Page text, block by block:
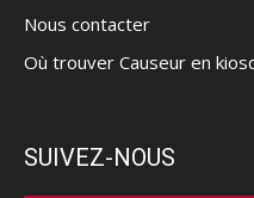
Nous contacter
Où trouver Causeur en
SUIVEZ-NOUS